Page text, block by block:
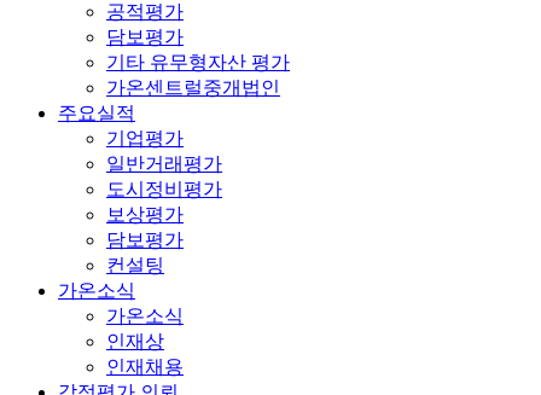
공적평가
담보평가
기타 유무형자산 평가
가온센트럴중개법인
주요실적
기업평가
일반거래평가
도시정비평가
보상평가
담보평가
컨설팅
가온소식
가온소식
인재상
인재채용